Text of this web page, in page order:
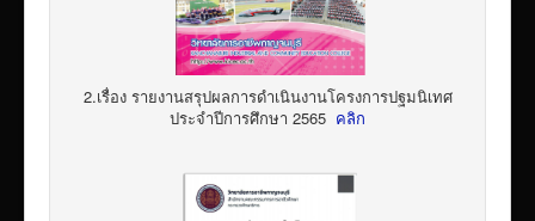
2.เรื่อง รายงานสรุปผลการดำเนินงานโครงการปฐมนิเทศ
ประจำปีการศึกษา 2565 คลิก